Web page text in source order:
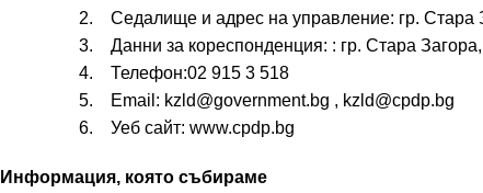
2. Седалище и адрес на управление: гр. Стара
3. Данни за кореспонденция: : гр. Стара Загора,
4. Телефон:02 915 3 518
5. Email: kzld@government.bg , kzld@cpdp.bg
6. Уеб сайт: www.cpdp.bg
Информация, която събираме